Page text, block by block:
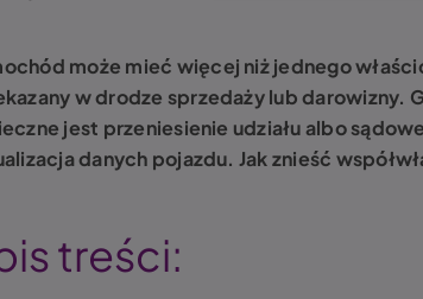
może mieć więcej niż jednego
w drodze sprzedaży lub darowizny.
jest przeniesienie udziału albo
danych pojazdu. Jak znieść
treści: